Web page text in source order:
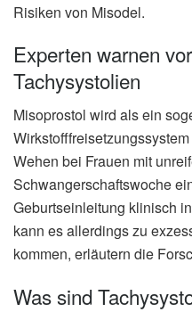
Risiken von Misodel.
Experten warnen
Tachysystolien
Misoprostol wird als ein
Wehen bei Frauen mit
Schwangerschaftswoche
Geburtseinleitung klinisch
kann es allerdings zu
kommen, erläutern die
Was sind